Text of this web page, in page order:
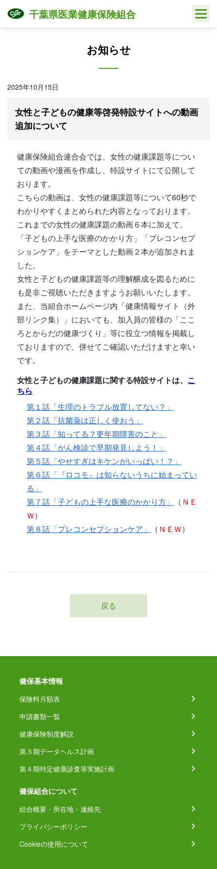
千葉県医業健康保険組合
お知らせ
2025年10月15日
女性と子どもの健康等啓発特設サイトへの動画
追加について
健康保険組合連合会では、女性の健康課題等につい
ての動画や漫画を作成し、特設サイトにて公開して
おります。
こちらの動画は、女性の健康課題等について60秒で
わかりやすくまとめられた内容となっております。
これまでの女性の健康課題の動画６本に加えて、
「子どもの上手な医療のかかり方」「プレコンセプ
ションケア」をテーマとした動画２本が追加されま
した。
女性と子どもの健康課題等の理解醸成を図るために
も是非ご視聴いただきますようお願いいたします。
また、当組合ホームページ内「健康情報サイト（外
部リンク集）」においても、加入員の皆様の「ここ
ろとからだの健康づくり」等に役立つ情報を掲載し
ておりますので、併せてご確認いただけますと幸い
です。
女性と子どもの健康課題に関する特設サイトは、 こ
ちら
第１話「生理のトラブル放置してない？」
第２話「抗菌薬は正しく使おう」
第３話「知ってる？更年期障害のこと」
第４話「がん検診で早期発見しよう！」
第５話「やせすぎはキケンがいっぱい！？」
第６話「『ロコモ』は知らないうちに始まってい
る」
第７話「子どもの上手な医療のかかり方」
（ ＮＥ
Ｗ）
第８話「プレコンセプションケア」
（ ＮＥＷ）
戻る
健保基本情報
保険料月額表
申請書類一覧
健康保険制度解説
第３期データヘルス計画
第４期特定健康診査等実施計画
健保組合について
組合概要・所在地・連絡先
プライバシーポリシー
Cookieの使用について